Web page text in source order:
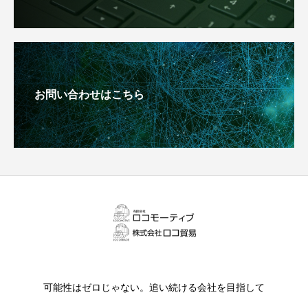
お問い合わせはこちら
可能性はゼロじゃない。追い続ける会社を目指して